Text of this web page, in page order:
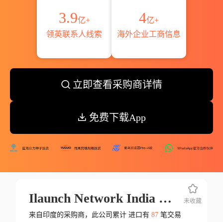
3.9亿+
领英联系人线索
4亿+
海外企业工商信息
立即查看采购商详情
免费下载App
Ilaunch Network India Pvt.ltd.
来自印度的采购商，此公司累计 进口有 87笔交易
未收藏